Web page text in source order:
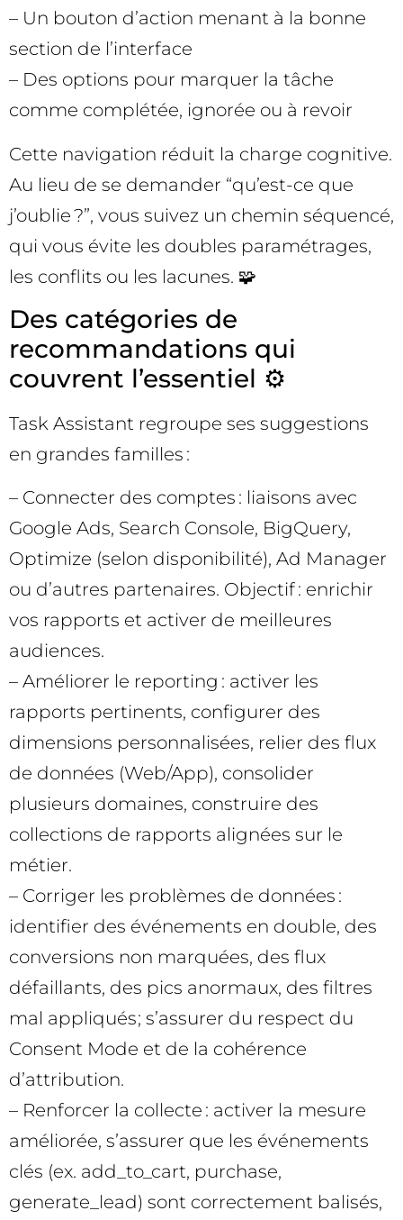
– Un bouton d’action menant à la bonne
section de l’interface
– Des options pour marquer la tâche
comme complétée, ignorée ou à revoir
Cette navigation réduit la charge cognitive.
Au lieu de se demander “qu’est-ce que
j’oublie ?”, vous suivez un chemin séquencé,
qui vous évite les doubles paramétrages,
les conflits ou les lacunes. 🧩
Des catégories de
recommandations qui
couvrent l’essentiel ⚙️
Task Assistant regroupe ses suggestions
en grandes familles :
– Connecter des comptes : liaisons avec
Google Ads, Search Console, BigQuery,
Optimize (selon disponibilité), Ad Manager
ou d’autres partenaires. Objectif : enrichir
vos rapports et activer de meilleures
audiences.
– Améliorer le reporting : activer les
rapports pertinents, configurer des
dimensions personnalisées, relier des flux
de données (Web/App), consolider
plusieurs domaines, construire des
collections de rapports alignées sur le
métier.
– Corriger les problèmes de données :
identifier des événements en double, des
conversions non marquées, des flux
défaillants, des pics anormaux, des filtres
mal appliqués ; s’assurer du respect du
Consent Mode et de la cohérence
d’attribution.
– Renforcer la collecte : activer la mesure
améliorée, s’assurer que les événements
clés (ex. add_to_cart, purchase,
generate_lead) sont correctement balisés,